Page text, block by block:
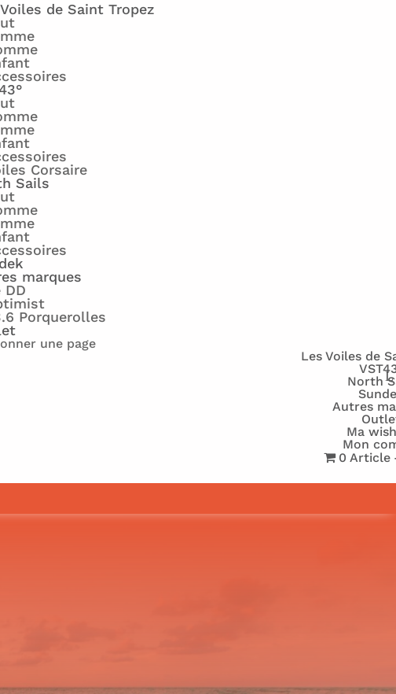
de Saint Tropez
Corsaire
Sails
marques
DD
Porquerolles
une page
Les Voiles de
North
Autres
Ma
Mon
0 Article